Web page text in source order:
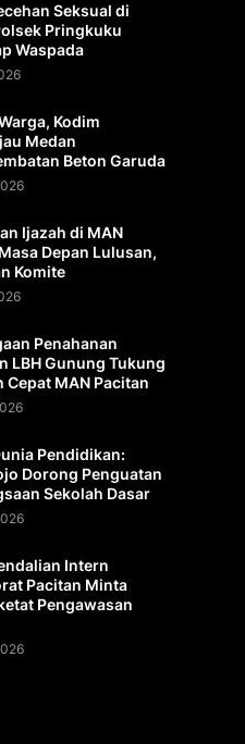
Seksual di
Pringkuku
Waspada
Kodim
Medan
Beton Garuda
Ijazah di MAN
Depan Lulusan,
Komite
Penahanan
LBH Gunung Tukung
MAN Pacitan
Pendidikan:
Dorong Penguatan
Sekolah Dasar
Intern
Pacitan Minta
Pengawasan